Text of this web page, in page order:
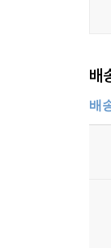
배
배